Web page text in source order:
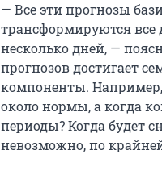
— Все эти прогнозы
трансформируются
несколько дней, —
прогнозов достигает
компоненты. Например,
около нормы, а когда
периоды? Когда будет
невозможно, по